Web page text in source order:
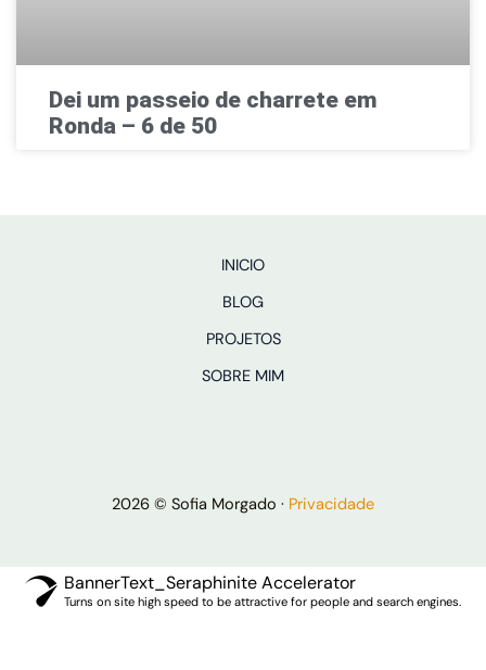
Dei um passeio de charrete em
Ronda – 6 de 50
INICIO
BLOG
PROJETOS
SOBRE MIM
2026 © Sofia Morgado · Privacidade
BannerText_Seraphinite Accelerator
Turns on site high speed to be attractive for people and search engines.